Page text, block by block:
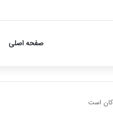
صفحه اصلی
است